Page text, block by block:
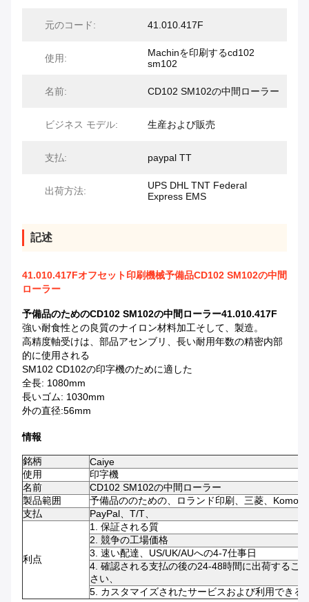
元のコード: 41.010.417F
使用:
Machinを印刷するcd102
sm102
名前: CD102 SM102の中間ローラー
ビジネス モデル: 生産および販売
支払: paypal TT
出荷方法:
UPS DHL TNT Federal
Express EMS
記述
41.010.417Fオフセット印刷機械予備品CD102 SM102の中間
ローラー
予備品のためのCD102 SM102の中間ローラー41.010.417F
強い耐食性との良質のナイロン材料加工そして、製造。
高精度軸受けは、部品アセンブリ、長い耐用年数の精密内部
的に使用される
SM102 CD102の印字機のために適した
全長: 1080mm
長いゴム: 1030mm
外の直径:56mm
情報
銘柄
Caiye
使用
印字機
名前
CD102 SM102の中間ローラー
製品範囲
予備品ののための、ロランド印刷、三菱、Komori
支払
PayPal、T/T、
利点
1. 保証される質
2. 競争の工場価格
3. 速い配達、US/UK/AUへの4-7仕事日
4. 確認される支払の後の24-48時間に出荷するこ
さい、
5. カスタマイズされたサービスおよび利用できる